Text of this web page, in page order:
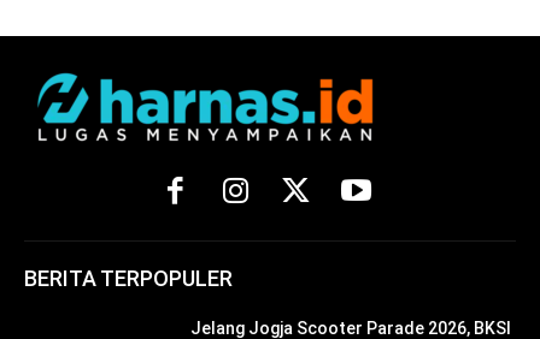
BERITA TERPOPULER
Jelang Jogja Scooter Parade 2026, BKSI